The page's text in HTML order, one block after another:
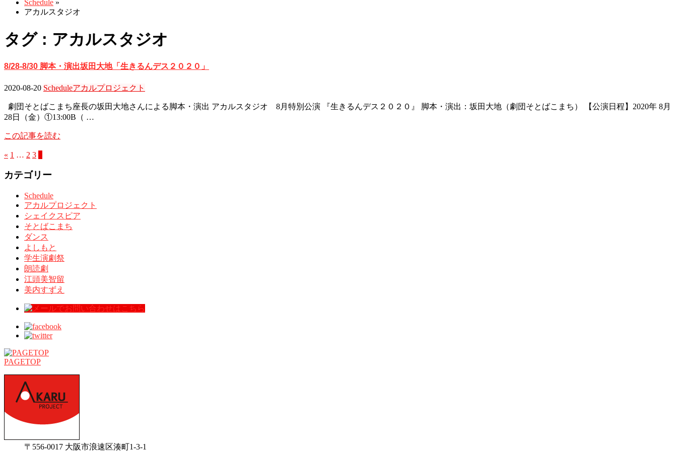
Schedule »
アカルスタジオ
タグ : アカルスタジオ
8/28-8/30 脚本・演出坂田大地「生きるんデス２０２０」
2020-08-20 Scheduleアカルプロジェクト
劇団そとばこまち座長の坂田大地さんによる脚本・演出 アカルスタジオ 8月特別公演 『生きるんデス２０２０』 脚本・演出：坂田大地（劇団そとばこまち） 【公演日程】2020年 8月
28日（金）①13:00B（ …
この記事を読む
« 1 … 2 3
カテゴリー
Schedule
アカルプロジェクト
シェイクスピア
そとばこまち
ダンス
よしもと
学生演劇祭
朗読劇
江頭美智留
美内すずえ
PAGETOP
〒556-0017 大阪市浪速区湊町1-3-1